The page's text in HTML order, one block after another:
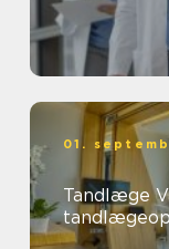
01.
Tandlæge